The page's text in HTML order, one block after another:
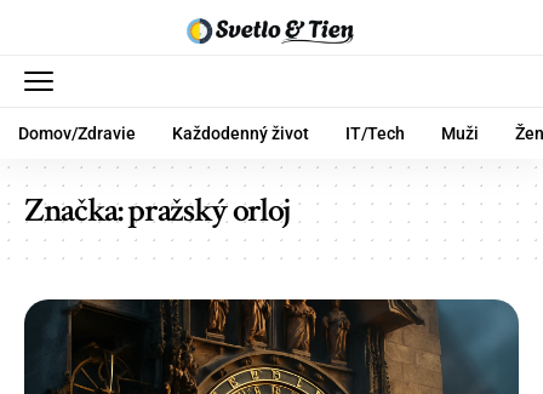
Domov/Zdravie Každodenný život IT/Tech Muži
Značka:pražský orloj